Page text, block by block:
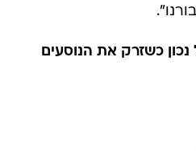
כשזרק את הנוסעים